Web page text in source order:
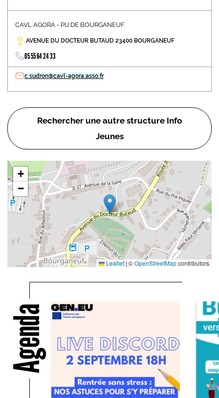
CAVL AGORA - PIJ DE BOURGANEUF
AVENUE DU DOCTEUR BUTAUD 23400 BOURGANEUF
05 55 64 24 33
c.sudron@cavl-agora.asso.fr
Rechercher une autre structure Info
Jeunes
+
−
Leaflet|©OpenStreetMapcontributors
Agenda